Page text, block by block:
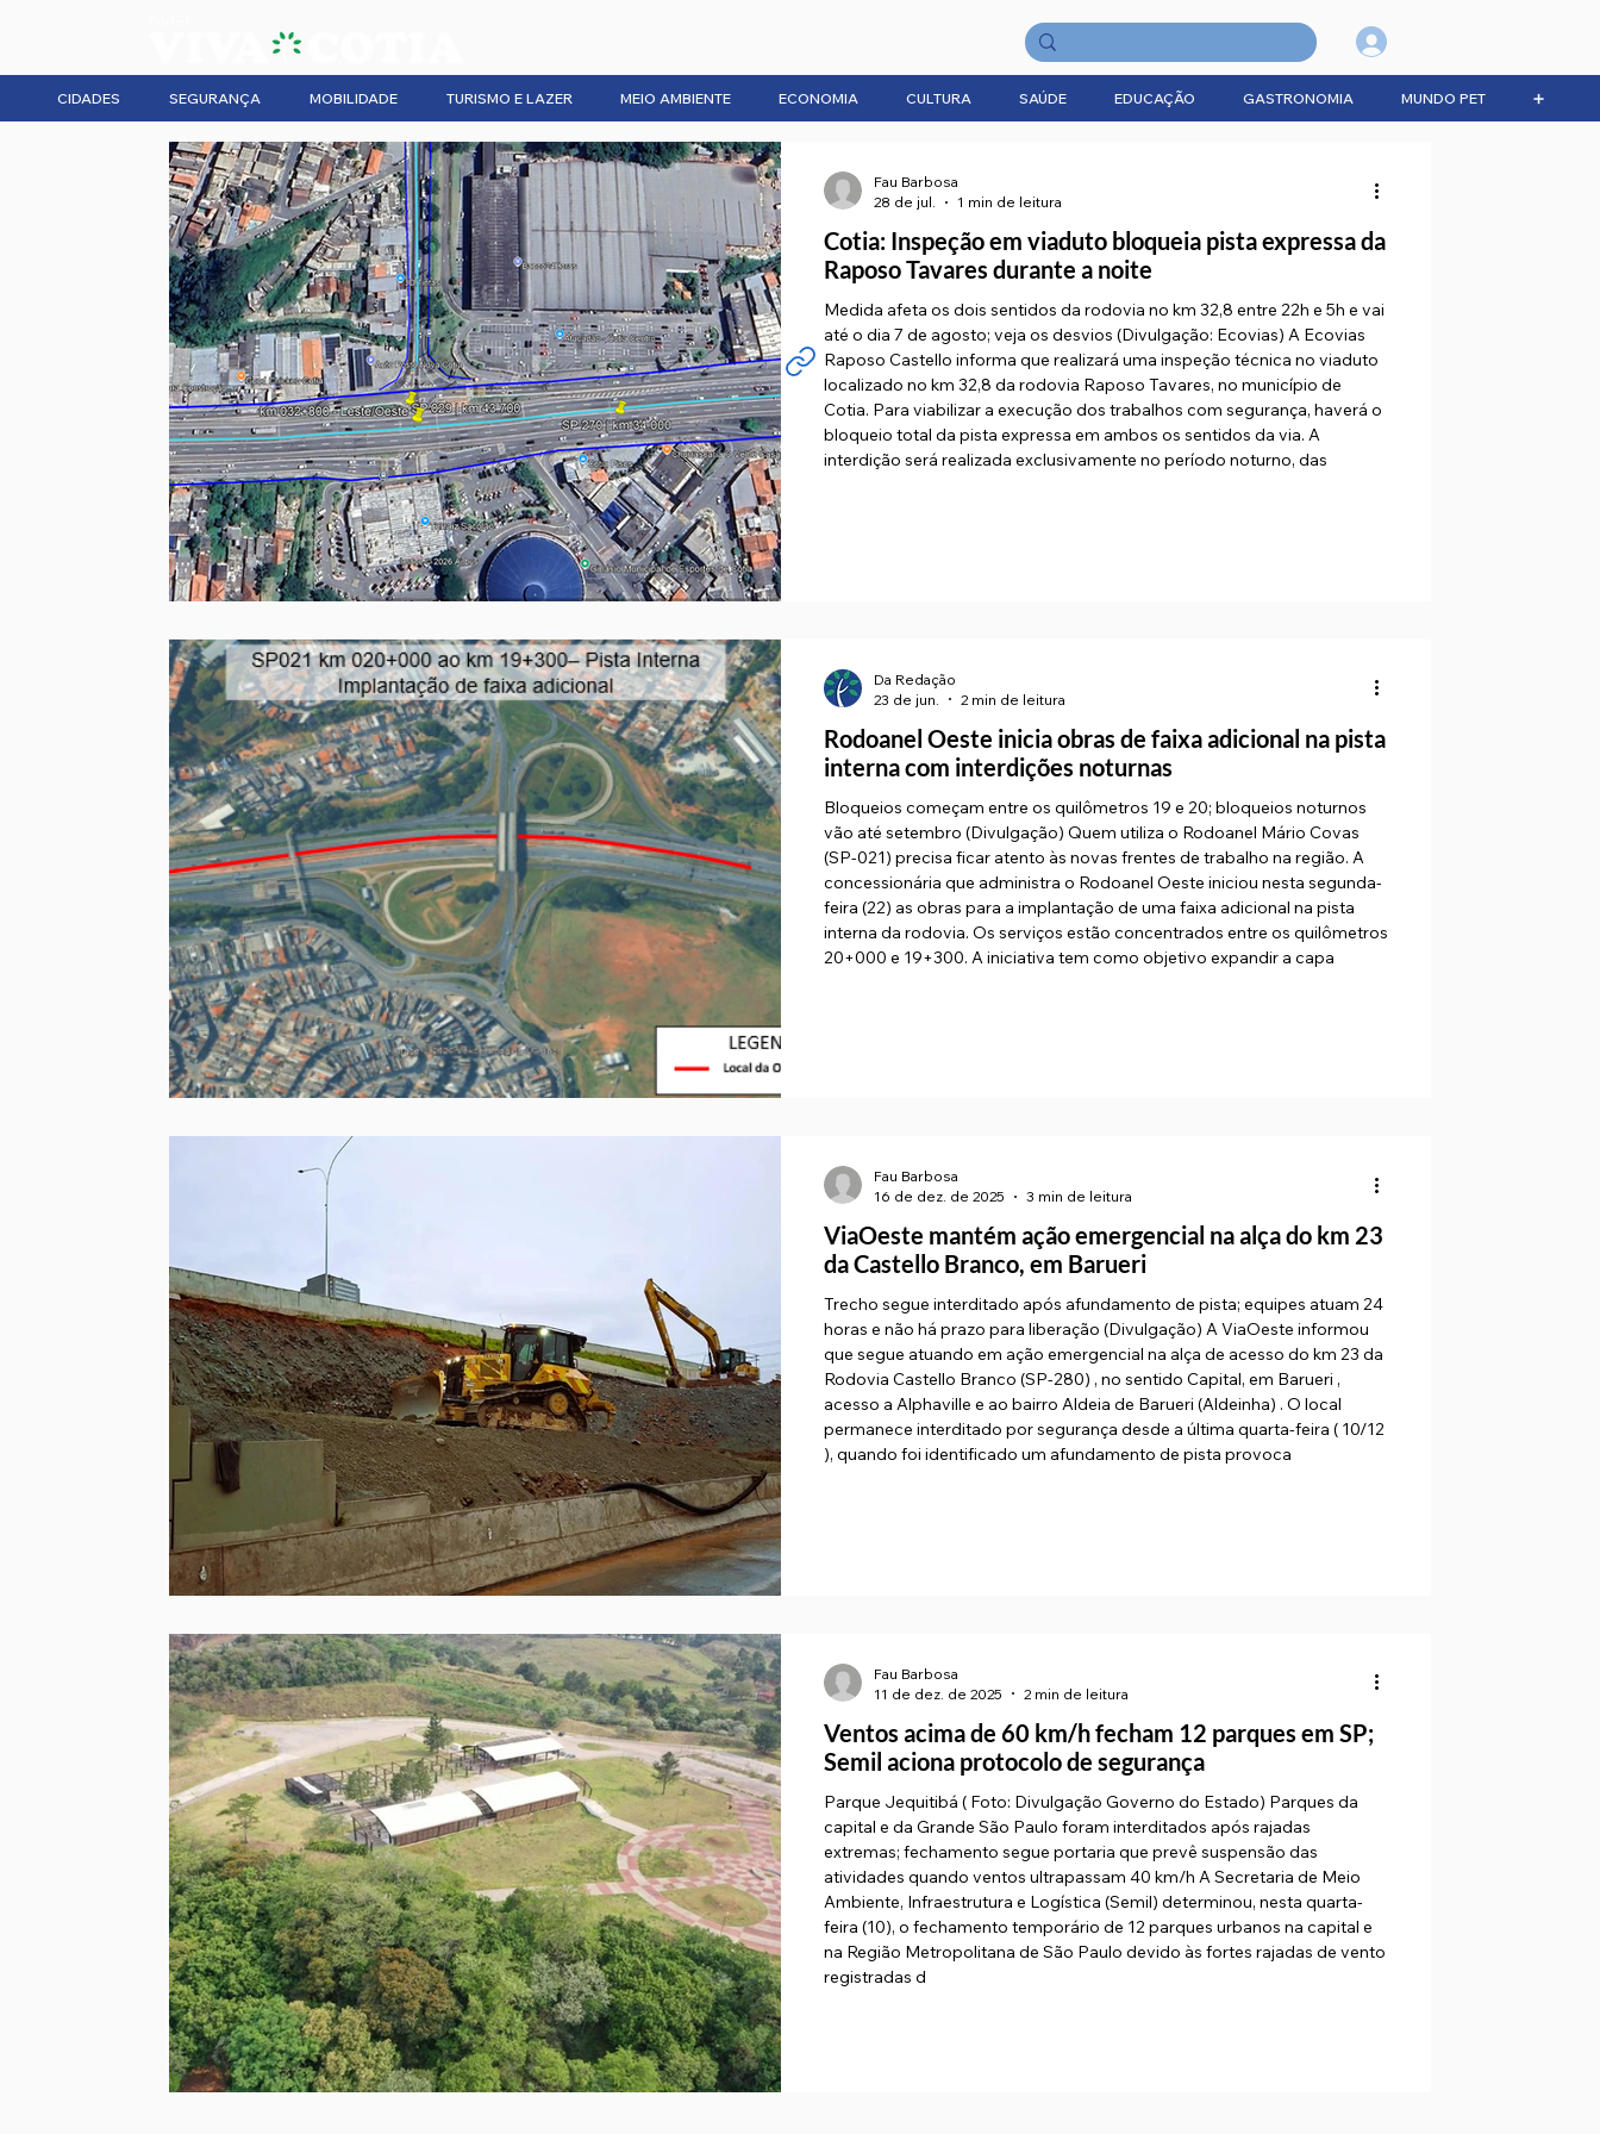
CIDADES SEGURANÇA MOBILIDADE TURISMO E LAZER MEIO AMBIENTE ECONOMIA CULTURA SAÚDE EDUCAÇÃO GASTRONOMIA MUNDO PET ➕
Cotia: Inspeção em viaduto bloqueia pista expressa da
Raposo Tavares durante a noite
Medida afeta os dois sentidos da rodovia no km 32,8 entre 22h e 5h e vai
até o dia 7 de agosto; veja os desvios (Divulgação: Ecovias) A Ecovias
Raposo Castello informa que realizará uma inspeção técnica no viaduto
localizado no km 32,8 da rodovia Raposo Tavares, no município de
Cotia. Para viabilizar a execução dos trabalhos com segurança, haverá o
bloqueio total da pista expressa em ambos os sentidos da via. A
interdição será realizada exclusivamente no período noturno, das
Fau Barbosa
28 de jul.
1 min de leitura
Rodoanel Oeste inicia obras de faixa adicional na pista
interna com interdições noturnas
Bloqueios começam entre os quilômetros 19 e 20; bloqueios noturnos
vão até setembro (Divulgação) Quem utiliza o Rodoanel Mário Covas
(SP-021) precisa ficar atento às novas frentes de trabalho na região. A
concessionária que administra o Rodoanel Oeste iniciou nesta segunda-
feira (22) as obras para a implantação de uma faixa adicional na pista
interna da rodovia. Os serviços estão concentrados entre os quilômetros
20+000 e 19+300. A iniciativa tem como objetivo expandir a capa
Da Redação
23 de jun.
2 min de leitura
ViaOeste mantém ação emergencial na alça do km 23
da Castello Branco, em Barueri
Trecho segue interditado após afundamento de pista; equipes atuam 24
horas e não há prazo para liberação (Divulgação) A ViaOeste informou
que segue atuando em ação emergencial na alça de acesso do km 23 da
Rodovia Castello Branco (SP-280) , no sentido Capital, em Barueri ,
acesso a Alphaville e ao bairro Aldeia de Barueri (Aldeinha) . O local
permanece interditado por segurança desde a última quarta-feira ( 10/12
), quando foi identificado um afundamento de pista provoca
Fau Barbosa
16 de dez. de 2025
3 min de leitura
Ventos acima de 60 km/h fecham 12 parques em SP;
Semil aciona protocolo de segurança
Parque Jequitibá ( Foto: Divulgação Governo do Estado) Parques da
capital e da Grande São Paulo foram interditados após rajadas
extremas; fechamento segue portaria que prevê suspensão das
atividades quando ventos ultrapassam 40 km/h A Secretaria de Meio
Ambiente, Infraestrutura e Logística (Semil) determinou, nesta quarta-
feira (10), o fechamento temporário de 12 parques urbanos na capital e
na Região Metropolitana de São Paulo devido às fortes rajadas de vento
registradas d
Fau Barbosa
11 de dez. de 2025
2 min de leitura